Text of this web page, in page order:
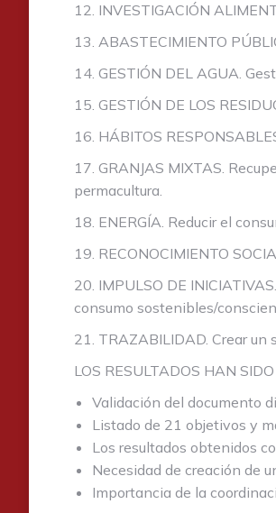
12. INVESTIGACIÓN
13. ABASTECIMIENTO
14. GESTIÓN DEL AGUA.
15. GESTIÓN DE LOS
16. HÁBITOS
17. GRANJAS MIXTAS.
permacultura.
18. ENERGÍA. Reducir el
19. RECONOCIMIENTO
20. IMPULSO DE
consumo sostenibles/
21. TRAZABILIDAD. Crear
LOS RESULTADOS HAN SIDO
Validación del documento
Listado de 21 objetivos y
Los resultados obtenidos
Necesidad de creación de
Importancia de la